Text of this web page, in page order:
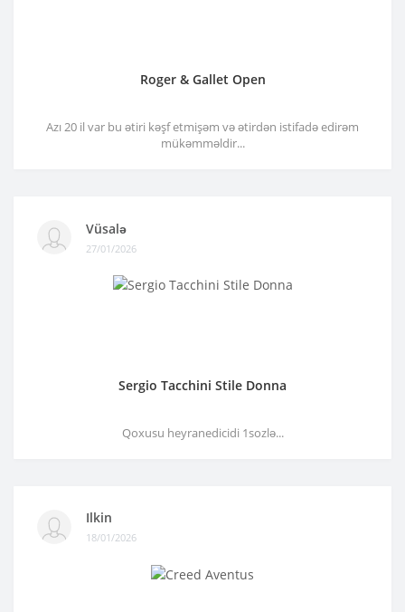
Roger & Gallet Open
Azı 20 il var bu ətiri kəşf etmişəm və ətirdən istifadə edirəm
mükəmməldir...
Vüsalə
27/01/2026
Sergio Tacchini Stile Donna
Qoxusu heyranedicidi 1sozlə...
Ilkin
18/01/2026